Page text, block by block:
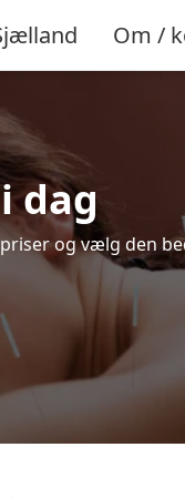
Om /
dag
og vælg den